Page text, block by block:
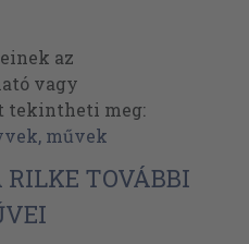
az
vagy
tekintheti meg:
művek
TOVÁBBI